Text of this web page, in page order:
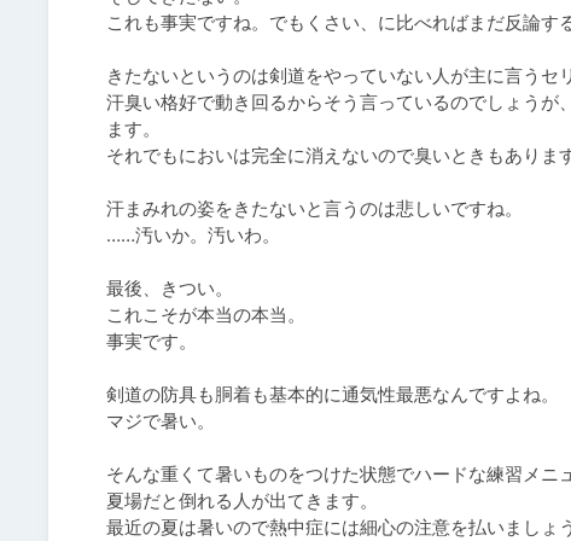
これも事実ですね。でもくさい、に比べればまだ反論す
きたないというのは剣道をやっていない人が主に言うセ
汗臭い格好で動き回るからそう言っているのでしょう
ます。
それでもにおいは完全に消えないので臭いときもありま
汗まみれの姿をきたないと言うのは悲しいですね。
……汚いか。汚いわ。
最後、きつい。
これこそが本当の本当。
事実です。
剣道の防具も胴着も基本的に通気性最悪なんですよね。
マジで暑い。
そんな重くて暑いものをつけた状態でハードな練習メニ
夏場だと倒れる人が出てきます。
最近の夏は暑いので熱中症には細心の注意を払いましょう